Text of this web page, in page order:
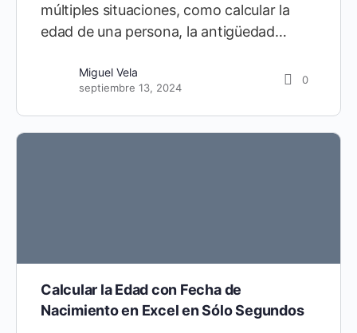
múltiples situaciones, como calcular la
edad de una persona, la antigüedad…
Miguel Vela
septiembre 13, 2024
0
Calcular la Edad con Fecha de
Nacimiento en Excel en Sólo Segundos